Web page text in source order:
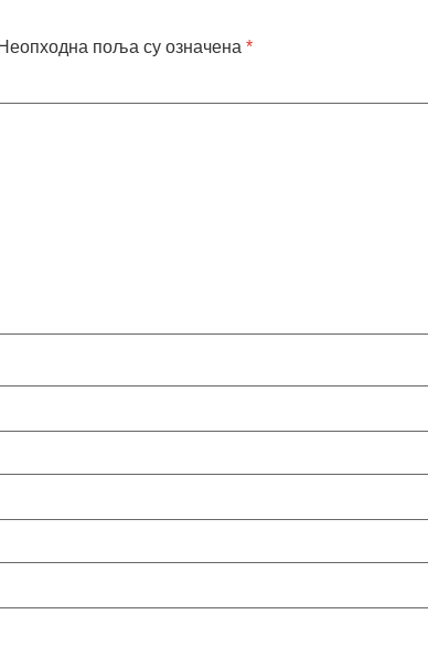
Неопходна поља су означена *